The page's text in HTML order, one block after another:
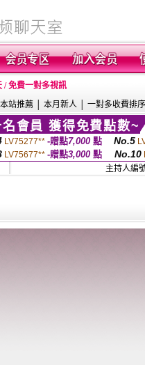
/ 免費一對多視訊
本站推薦 本月新人 一對多收費排序
會員 獲得免費點數~
LV75277** -贈點7,000 點 No.5
LV75677** -贈點3,000 點 No.10
主持人編